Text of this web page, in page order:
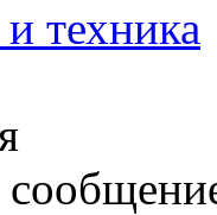
техника